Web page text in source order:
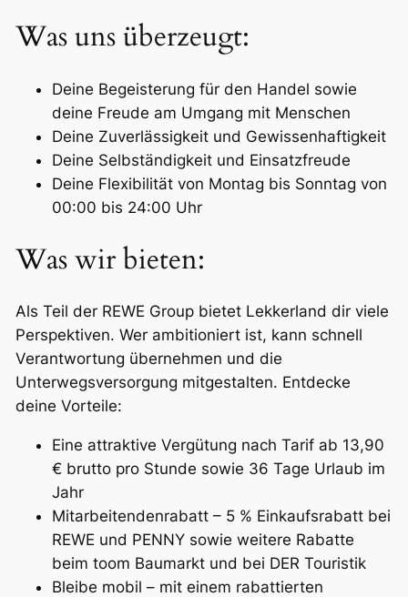
Was uns überzeugt:
Deine Begeisterung für den Handel sowie
deine Freude am Umgang mit Menschen
Deine Zuverlässigkeit und Gewissenhaftigkeit
Deine Selbständigkeit und Einsatzfreude
Deine Flexibilität von Montag bis Sonntag von
00:00 bis 24:00 Uhr
Was wir bieten:
Als Teil der REWE Group bietet Lekkerland dir viele
Perspektiven. Wer ambitioniert ist, kann schnell
Verantwortung übernehmen und die
Unterwegsversorgung mitgestalten. Entdecke
deine Vorteile:
Eine attraktive Vergütung nach Tarif ab 13,90
€ brutto pro Stunde sowie 36 Tage Urlaub im
Jahr
Mitarbeitendenrabatt – 5 % Einkaufsrabatt bei
REWE und PENNY sowie weitere Rabatte
beim toom Baumarkt und bei DER Touristik
Bleibe mobil – mit einem rabattierten